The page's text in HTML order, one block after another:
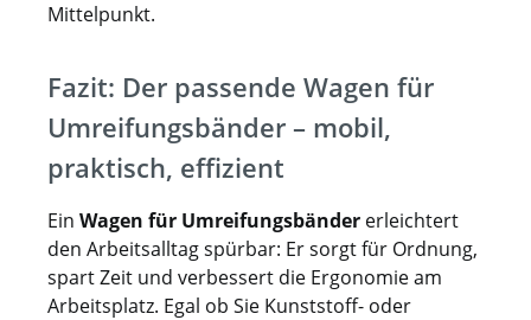
Mittelpunkt.
Fazit: Der passende Wagen für
Umreifungsbänder – mobil,
praktisch, effizient
Ein Wagen für Umreifungsbänder erleichtert
den Arbeitsalltag spürbar: Er sorgt für Ordnung,
spart Zeit und verbessert die Ergonomie am
Arbeitsplatz. Egal ob Sie Kunststoff- oder